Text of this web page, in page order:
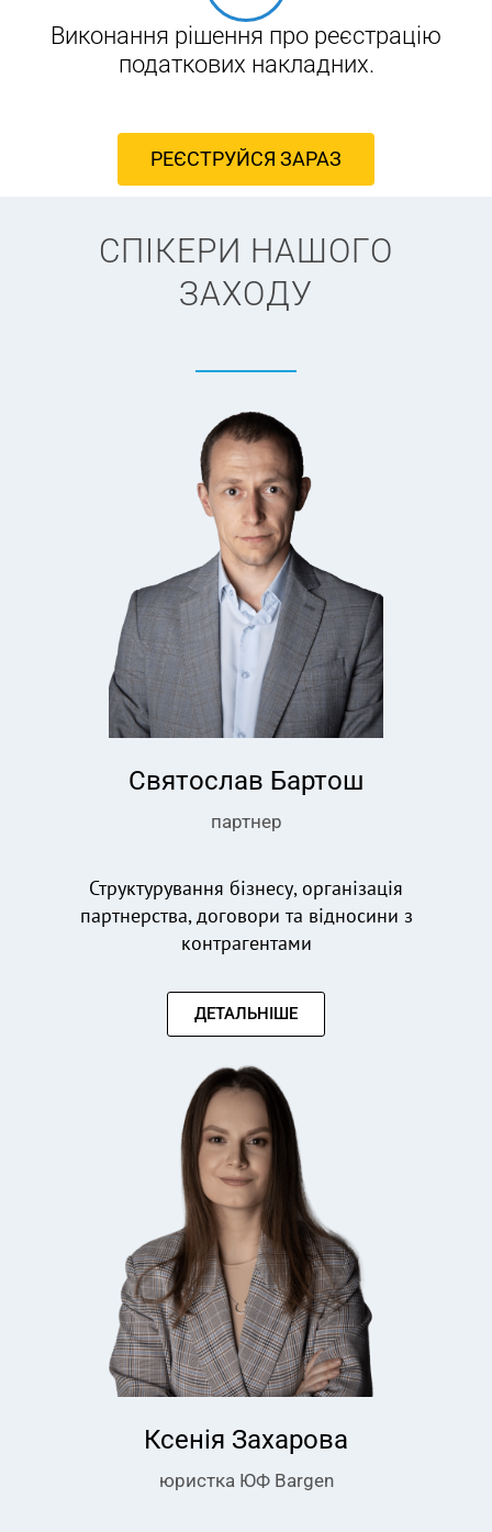
Виконання рішення про реєстрацію
податкових накладних.
РЕЄСТРУЙСЯ ЗАРАЗ
СПІКЕРИ НАШОГО
ЗАХОДУ
Святослав Бартош
партнер
Структурування бізнесу, організація
партнерства, договори та відносини з
контрагентами
ДЕТАЛЬНІШЕ
Ксенія Захарова
юристка ЮФ Bargen